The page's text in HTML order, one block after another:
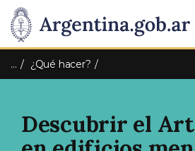
Presidencia
de
Nación
Pasar al contenido principal
… ¿Qué hacer?
Descubrir el